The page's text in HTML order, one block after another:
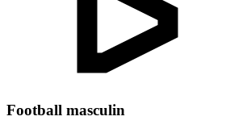
Football masculin